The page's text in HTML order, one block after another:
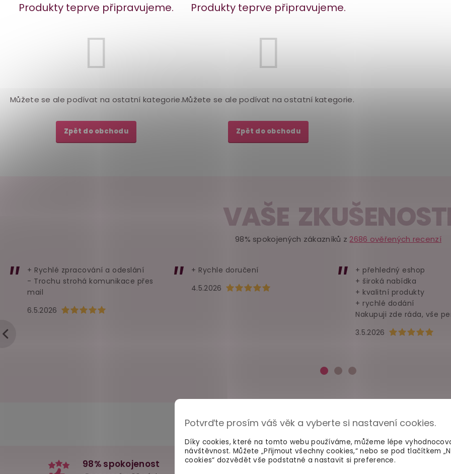
Potvrďte prosím váš věk a vyberte si nastavení cookies.
Díky cookies, které na tomto webu používáme, můžeme lépe
návštěvnost. Můžete „Přijmout všechny cookies,“ nebo se pod tlačítkem
cookies“ dozvědět vše podstatné a nastavit si preference.
Produkty teprve připravujeme.
Můžete se ale podívat na ostatní kategorie.
Zpět do obchodu
Produkty teprve připravujeme.
Můžete se ale podívat na ostatní kategorie.
Zpět do obchodu
VAŠE
98% spokojených zákazníků z 2686 ověřených recenzí
Hodnocení obchodu je 5 z 5 hvězdiček.
6.5.2026
+ Rychlé zpracování a odeslání
- Trochu strohá komunikace přes
mail
Hodnocení obchodu je 5 z 5 hvězdiček.
4.5.2026
+ Rychle doručení
Hodnocení
3.5.2026
+ přehledný eshop
+ široká nabídka
+ kvalitní produkty
+ rychlé dodání
Nakupuji zde ráda, vše
98% spokojenost 100% diskrétní balení Dodání do 2. dne